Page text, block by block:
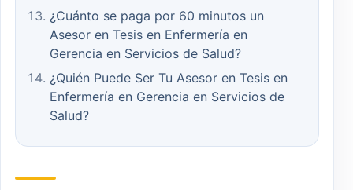
¿Cuánto se paga por 60 minutos un
Asesor en Tesis en Enfermería en
Gerencia en Servicios de Salud?
¿Quién Puede Ser Tu Asesor en Tesis en
Enfermería en Gerencia en Servicios de
Salud?